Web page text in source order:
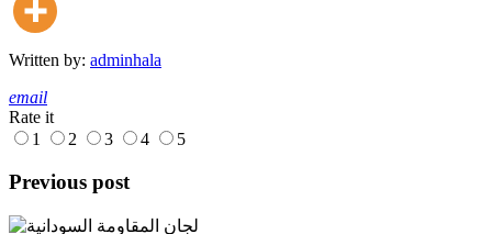
Written by: adminhala
email
Rate it
1
2 3 4 5
Previous post